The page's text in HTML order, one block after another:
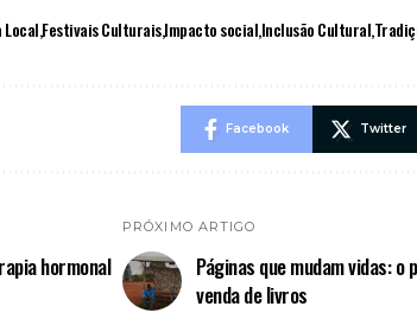
Festivais CulturaisImpacto socialInclusão Cultural
Facebook Twitter
hormonal
PRÓXIMO ARTIGO
Páginas que mudam vidas: o
venda de livros